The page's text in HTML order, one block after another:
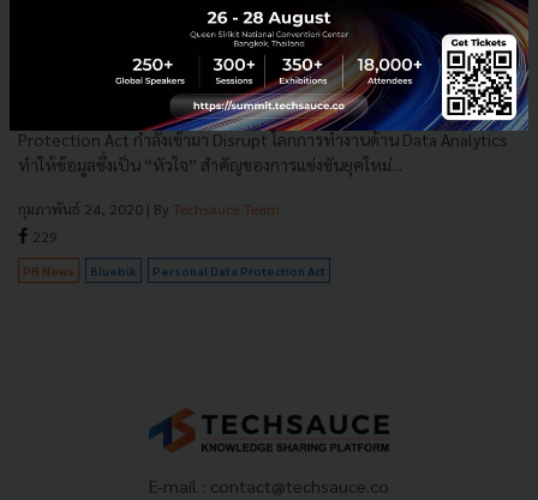
Bluebik เตรียมให้คำปรึกษาตั้งแต่ต้นน้ำ-ปลายน้ำ ปรับตัวรับ
พ.ร.บ.คุ้มครองข้อมูลส่วนบุคคล (PDPA)
Bluebik เผย พ.ร.บ.คุ้มครองข้อมูลส่วนบุคคล หรือ Personal Data
Protection Act กำลังเข้ามา Disrupt โลกการทำงานด้าน Data Analytics
ทำให้ข้อมูลซึ่งเป็น “หัวใจ” สำคัญของการแข่งขันยุคใหม่...
กุมภาพันธ์ 24, 2020 | By Techsauce Team
229
PR News Bluebik Personal Data Protection Act
E-mail : contact@techsauce.co